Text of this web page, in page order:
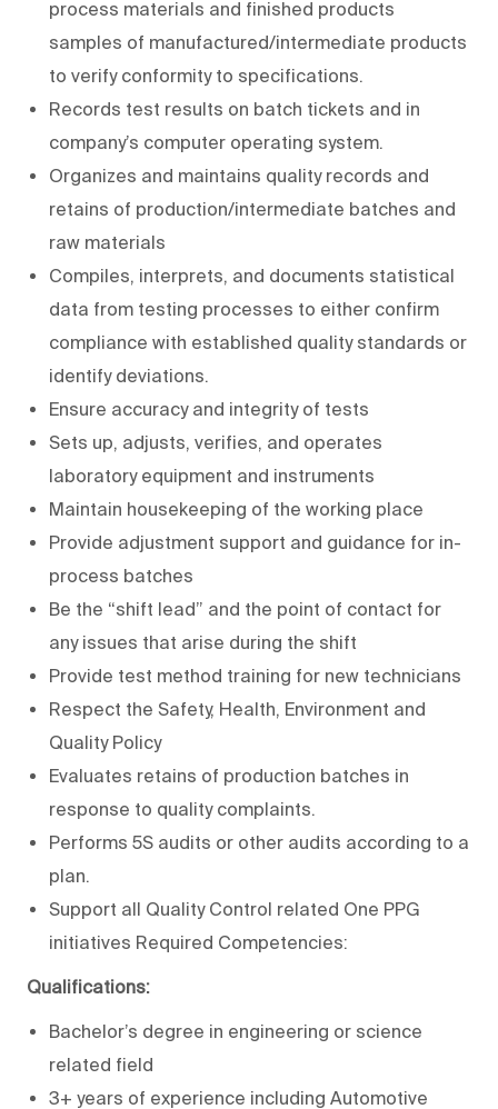
process materials and finished products
samples of manufactured/intermediate products
to verify conformity to specifications.
Records test results on batch tickets and in
company’s computer operating system.
Organizes and maintains quality records and
retains of production/intermediate batches and
raw materials
Compiles, interprets, and documents statistical
data from testing processes to either confirm
compliance with established quality standards or
identify deviations.
Ensure accuracy and integrity of tests
Sets up, adjusts, verifies, and operates
laboratory equipment and instruments
Maintain housekeeping of the working place
Provide adjustment support and guidance for in-
process batches
Be the “shift lead” and the point of contact for
any issues that arise during the shift
Provide test method training for new technicians
Respect the Safety, Health, Environment and
Quality Policy
Evaluates retains of production batches in
response to quality complaints.
Performs 5S audits or other audits according to a
plan.
Support all Quality Control related One PPG
initiatives Required Competencies:
Qualifications:
Bachelor’s degree in engineering or science
related field
3+ years of experience including Automotive